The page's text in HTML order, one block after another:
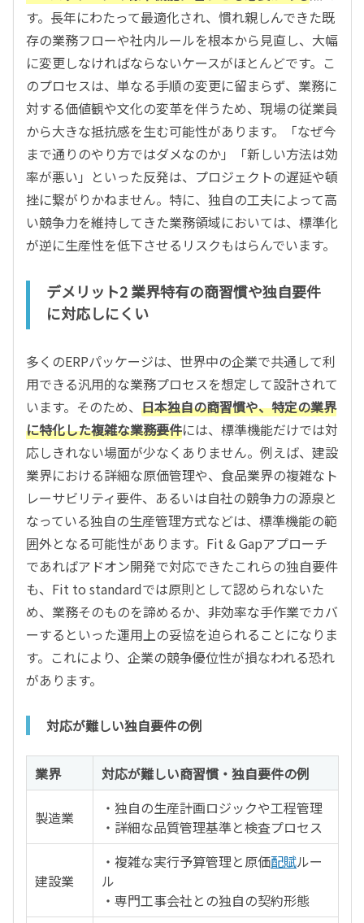
す。長年にわたって最適化され、慣れ親しんできた既
存の業務フローや社内ルールを根本から見直し、大幅
に変更しなければならないケースがほとんどです。こ
のプロセスは、単なる手順の変更に留まらず、業務に
対する価値観や文化の変革を伴うため、現場の従業員
から大きな抵抗感を生む可能性があります。「なぜ今
まで通りのやり方ではダメなのか」「新しい方法は効
率が悪い」といった反発は、プロジェクトの遅延や頓
挫に繋がりかねません。特に、独自の工夫によって高
い競争力を維持してきた業務領域においては、標準化
が逆に生産性を低下させるリスクもはらんでいます。
デメリット2 業界特有の商習慣や独自要件
に対応しにくい
多くのERPパッケージは、世界中の企業で共通して利
用できる汎用的な業務プロセスを想定して設計されて
います。そのため、 日本独自の商習慣や、特定の業界
に特化した複雑な業務要件には、標準機能だけでは対
応しきれない場面が少なくありません。例えば、建設
業界における詳細な原価管理や、食品業界の複雑なト
レーサビリティ要件、あるいは自社の競争力の源泉と
なっている独自の生産管理方式などは、標準機能の範
囲外となる可能性があります。Fit & Gapアプローチ
であればアドオン開発で対応できたこれらの独自要件
も、Fit to standardでは原則として認められないた
め、業務そのものを諦めるか、非効率な手作業でカバ
ーするといった運用上の妥協を迫られることになりま
す。これにより、企業の競争優位性が損なわれる恐れ
があります。
対応が難しい独自要件の例
業界 対応が難しい商習慣・独自要件の例
製造業
・独自の生産計画ロジックや工程管理
・詳細な品質管理基準と検査プロセス
建設業
・複雑な実行予算管理と原価配賦ルー
ル
・専門工事会社との独自の契約形態